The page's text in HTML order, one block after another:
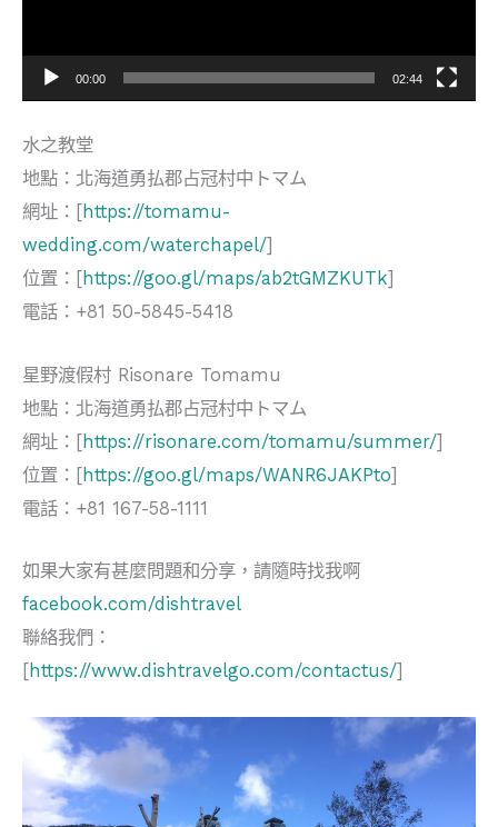
00:00 02:44
水之教堂
地點：北海道勇払郡占冠村中トマム
網址：[ https://tomamu-
wedding.com/waterchapel/]
位置：[ https://goo.gl/maps/ab2tGMZKUTk]
電話：+81 50-5845-5418
星野渡假村 Risonare Tomamu
地點：北海道勇払郡占冠村中トマム
網址：[https://risonare.com/tomamu/summer/]
位置：[https://goo.gl/maps/WANR6JAKPto]
電話：+81 167-58-1111
如果大家有甚麼問題和分享，請隨時找我啊
facebook.com/dishtravel
聯絡我們：
[https://www.dishtravelgo.com/contactus/]